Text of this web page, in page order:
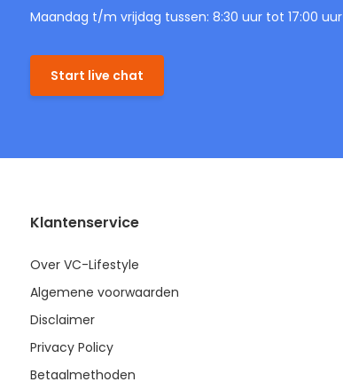
Maandag t/m vrijdag tussen: 8:30 uur tot 17:00 uur
Start live chat
Klantenservice
Over VC-Lifestyle
Algemene voorwaarden
Disclaimer
Privacy Policy
Betaalmethoden